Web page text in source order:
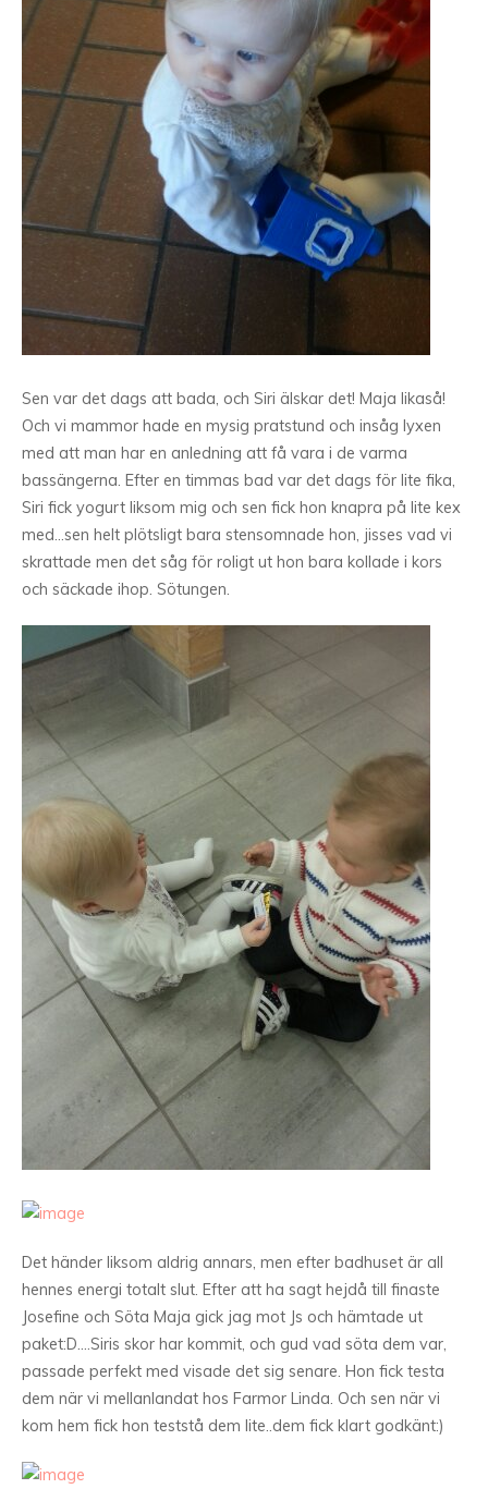
Sen var det dags att bada, och Siri älskar det! Maja likaså!
Och vi mammor hade en mysig pratstund och insåg lyxen
med att man har en anledning att få vara i de varma
bassängerna. Efter en timmas bad var det dags för lite fika,
Siri fick yogurt liksom mig och sen fick hon knapra på lite kex
med…sen helt plötsligt bara stensomnade hon, jisses vad vi
skrattade men det såg för roligt ut hon bara kollade i kors
och säckade ihop. Sötungen.
Det händer liksom aldrig annars, men efter badhuset är all
hennes energi totalt slut. Efter att ha sagt hejdå till finaste
Josefine och Söta Maja gick jag mot Js och hämtade ut
paket:D….Siris skor har kommit, och gud vad söta dem var,
passade perfekt med visade det sig senare. Hon fick testa
dem när vi mellanlandat hos Farmor Linda. Och sen när vi
kom hem fick hon teststå dem lite..dem fick klart godkänt:)